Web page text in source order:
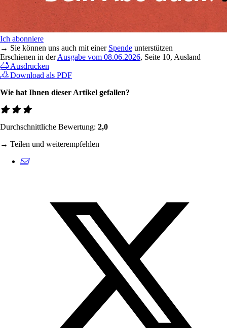
Ich abonniere
→ Sie können uns auch mit einer Spende unterstützen
Erschienen in derAusgabe vom 08.06.2026, Seite 10, Ausland
Ausdrucken
Download als PDF
Wie hat Ihnen dieser Artikel gefallen?
Durchschnittliche Bewertung: 2,0
→ Teilen und weiterempfehlen